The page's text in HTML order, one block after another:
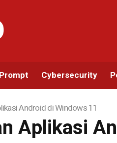
Cybersecurity
Android di Windows 11
Aplikasi